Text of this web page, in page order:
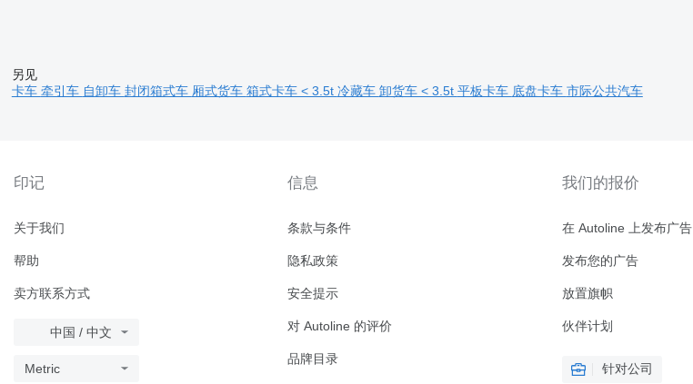
另见
卡车 牵引车 自卸车 封闭箱式车 厢式货车 箱式卡车 < 3.5t 冷藏车 卸货车 < 3.5t 平板卡车 底盘卡车 市际公共汽车
印记
关于我们
帮助
卖方联系方式
中国 / 中文
Metric
信息
条款与条件
隐私政策
安全提示
对 Autoline 的评价
品牌目录
我们的报价
在 Autoline 上发布广告
发布您的广告
放置旗帜
伙伴计划
针对公司